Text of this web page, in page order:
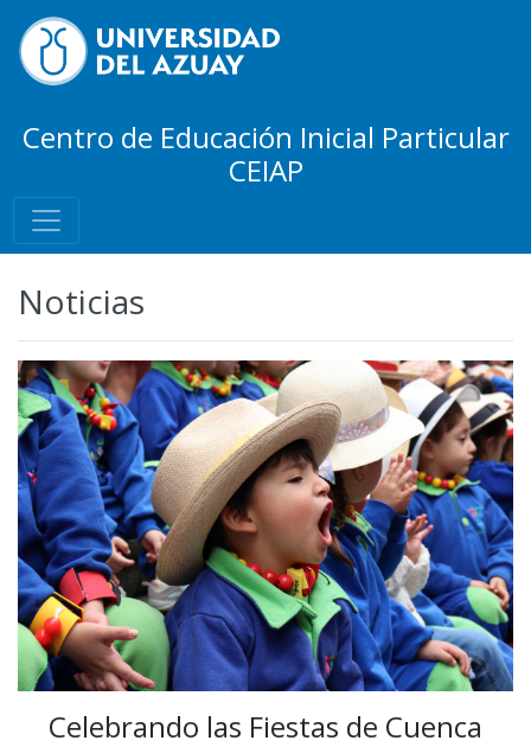
Centro de Educación Inicial Particular
CEIAP
Noticias
Celebrando las Fiestas de Cuenca